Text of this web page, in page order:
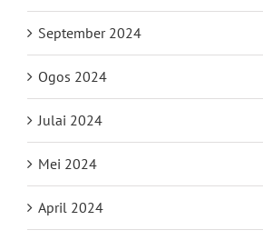
September 2024
Ogos 2024
Julai 2024
Mei 2024
April 2024